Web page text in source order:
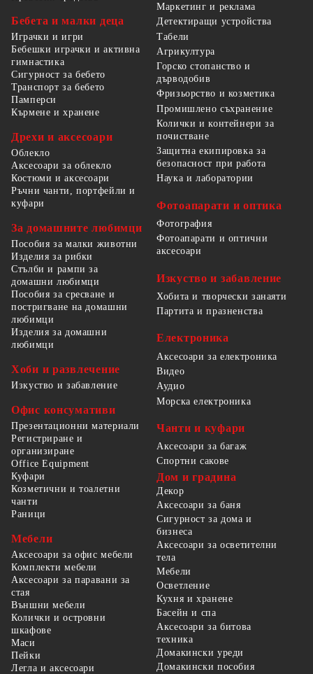
Бебета и малки деца
Играчки и игри
Бебешки играчки и активна
гимнастика
Сигурност за бебето
Транспорт за бебето
Памперси
Кърмене и хранене
Дрехи и аксесоари
Облекло
Аксесоари за облекло
Костюми и аксесоари
Ръчни чанти, портфейли и
куфари
За домашните любимци
Пособия за малки животни
Изделия за рибки
Стълби и рампи за
домашни любимци
Пособия за сресване и
постригване на домашни
любимци
Изделия за домашни
любимци
Хоби и развлечение
Изкуство и забавление
Офис консумативи
Презентационни материали
Регистриране и
организиране
Office Equipment
Маркетинг и реклама
Детектиращи устройства
Табели
Агрикултура
Горско стопанство и
дърводобив
Фризьорство и козметика
Промишлено съхранение
Колички и контейнери за
почистване
Защитна екипировка за
безопасност при работа
Наука и лаборатории
Фотоапарати и оптика
Фотография
Фотоапарати и оптични
аксесоари
Изкуство и забавление
Хобита и творчески занаяти
Партита и празненства
Електроника
Аксесоари за електроника
Видео
Аудио
Морска електроника
Чанти и куфари
Аксесоари за багаж
Спортни сакове
Куфари
Козметични и тоалетни
чанти
Раници
Мебели
Аксесоари за офис мебели
Комплекти мебели
Аксесоари за паравани за
стая
Външни мебели
Колички и островни
шкафове
Маси
Пейки
Легла и аксесоари
Дом и градина
Декор
Аксесоари за баня
Сигурност за дома и
бизнеса
Аксесоари за осветителни
тела
Мебели
Осветление
Кухня и хранене
Басейн и спа
Аксесоари за битова
техника
Домакински уреди
Домакински пособия